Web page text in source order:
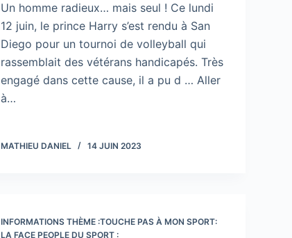
Un homme radieux… mais seul ! Ce lundi
12 juin, le prince Harry s’est rendu à San
Diego pour un tournoi de volleyball qui
rassemblait des vétérans handicapés. Très
engagé dans cette cause, il a pu d … Aller
à…
MATHIEU DANIEL 14 JUIN 2023
INFORMATIONS THÈME :TOUCHE PAS À MON SPORT:
LA FACE PEOPLE DU SPORT :